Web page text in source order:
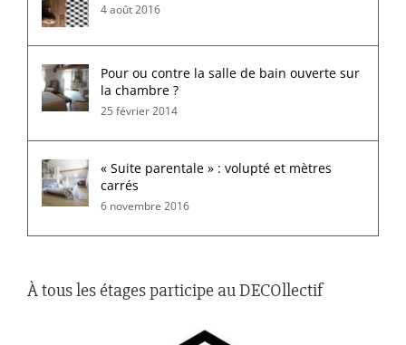
4 août 2016
Pour ou contre la salle de bain ouverte sur
la chambre ?
25 février 2014
« Suite parentale » : volupté et mètres
carrés
6 novembre 2016
À tous les étages participe au DECOllectif